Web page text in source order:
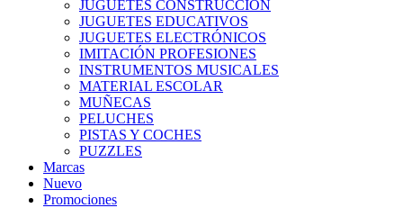
JUGUETES CONSTRUCCIÓN
JUGUETES EDUCATIVOS
JUGUETES ELECTRÓNICOS
IMITACIÓN PROFESIONES
INSTRUMENTOS MUSICALES
MATERIAL ESCOLAR
MUÑECAS
PELUCHES
PISTAS Y COCHES
PUZZLES
Marcas
Nuevo
Promociones